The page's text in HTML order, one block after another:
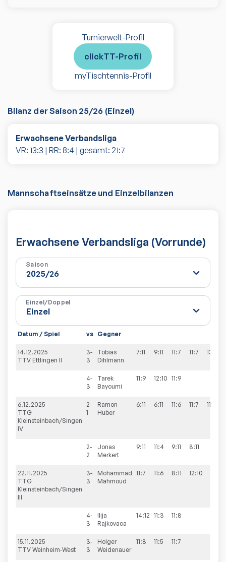
Turnierwelt-Profil
clickTT-Profil
myTischtennis-Profil
Bilanz der Saison 25/26 (Einzel)
Erwachsene Verbandsliga
VR: 13:3 | RR: 8:4 | gesamt: 21:7
Mannschaftseinsätze und Einzelbilanzen
Erwachsene Verbandsliga (Vorrunde)
Saison
Einzel/Doppel
Datum / Spiel vs Gegner
14.12.2025
TTV Ettlingen II
3-
3
Tobias
Dihlmann
7:11 9:11 11:7 11:7 13:11
4-
3
Tarek
Bayoumi
11:9 12:10 11:9
6.12.2025
TTG
Kleinsteinbach/Singen
IV
2-
1
Ramon
Huber
6:11 6:11 11:6 11:7 11:4
2-
2
Jonas
Merkert
9:11 11:4 9:11 8:11
22.11.2025
TTG
Kleinsteinbach/Singen
III
3-
3
Mohammad
Mahmoud
11:7 11:6 8:11 12:10
4-
3
Ilija
Rajkovaca
14:12 11:3 11:8
15.11.2025
TTV Weinheim-West
3-
3
Holger
Weidenauer
11:8 11:5 11:7